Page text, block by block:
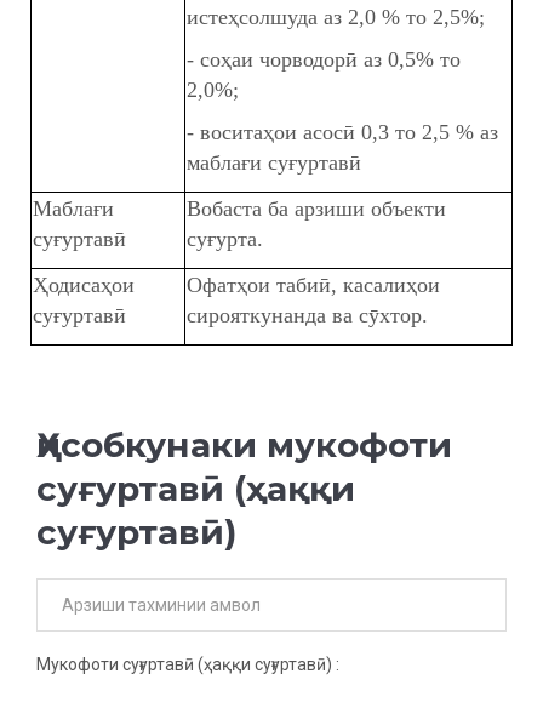
истеҳсолшуда аз 2,0 % то 2,5%;
- соҳаи чорводорӣ аз 0,5% то
2,0%;
- воситаҳои асосӣ 0,3 то 2,5 % аз
маблағи суғуртавӣ
Маблағи
суғуртавӣ
Вобаста ба арзиши объекти
суғурта.
Ҳодисаҳои
суғуртавӣ
Офатҳои табиӣ, касалиҳои
сирояткунанда ва сӯхтор.
Ҳисобкунаки мукофоти
суғуртавӣ (ҳаққи
суғуртавӣ)
Мукофоти суғуртавӣ (ҳаққи суғуртавӣ) :